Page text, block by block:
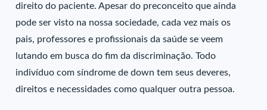
direito do paciente. Apesar do preconceito que ainda
pode ser visto na nossa sociedade, cada vez mais os
pais, professores e profissionais da saúde se veem
lutando em busca do fim da discriminação. Todo
indivíduo com síndrome de down tem seus deveres,
direitos e necessidades como qualquer outra pessoa.